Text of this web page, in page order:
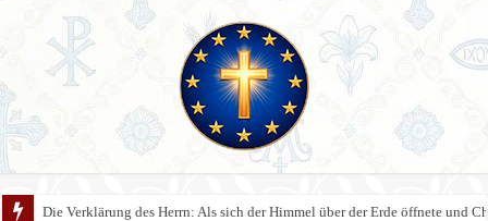
Die Verklärung des Herrn: Als sich der Himmel über der Erde öffnete und